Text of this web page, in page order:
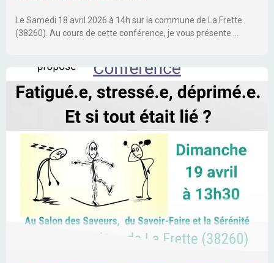
Le Samedi 18 avril 2026 à 14h sur la commune de La Frette
(38260). Au cours de cette conférence, je vous présente …